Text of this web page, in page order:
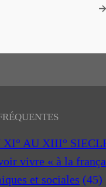
→
XI° AU XIII°
vivre « à la
et sociales (45)